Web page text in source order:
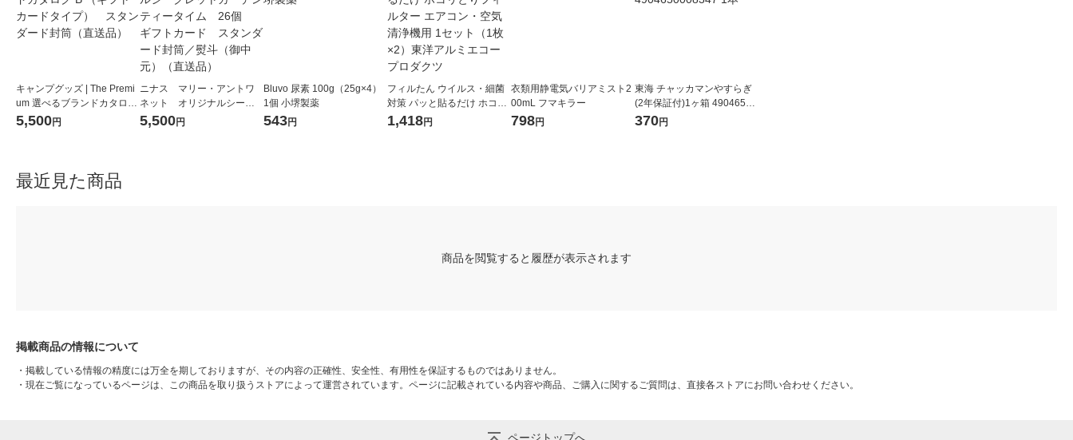
キャンプグッズ | The Premi
um 選べるブランドカタログ
B （ギフトカードタイプ）
5,500円
ニナス マリー・アントワ
ネット オリジナルシーク
レットガーデンティータイ
5,500円
Bluvo 尿素 100g（25g×4）
1個 小堺製薬
543円
フィルたん ウイルス・細菌
対策 パッと貼るだけ ホコリ
とりフィルター エアコン・
1,418円
衣類用静電気バリアミスト2
00mL フマキラー
798円
東海 チャッカマンやすらぎ
(2年保証付)1ヶ箱 49046500
08347 1本
370円
最近見た商品
商品を閲覧すると履歴が表示されます
掲載商品の情報について
・ 掲載している情報の精度には万全を期しておりますが、その内容の正確性、安全性、有用性を保証するものではありません。
・ 現在ご覧になっているページは、この商品を取り扱うストアによって運営されています。ページに記載されている内容や商品、ご購入に関するご質問は、直接各ストアにお問い合わせください。